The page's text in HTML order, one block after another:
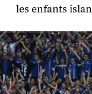
les enfants